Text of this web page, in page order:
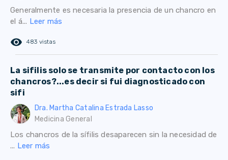
Generalmente es necesaria la presencia de un chancro en
el á... Leer más
remove_red_eye 483 vistas
La sifilis solo se transmite por contacto con los
chancros?...es decir si fui diagnosticado con
sifi
Dra. Martha Catalina Estrada Lasso
Medicina General
Los chancros de la sífilis desaparecen sin la necesidad de
... Leer más